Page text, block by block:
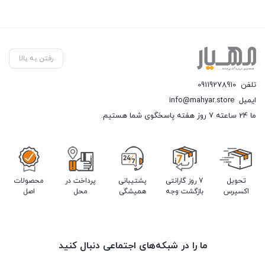
رفتن به بالا
تلفن 09119278910
ایمیل info@mahyar.store
ما 24 ساعته 7 روز هفته پاسخگوی شما هستیم.
تحویل
اکسپرس
7 روز گارانتی
بازگشت وجه
پشتیبانی
همیشگی
پرداخت در
محل
محصولات
اصل
ما را در شبکه‌های اجتماعی دنبال کنید